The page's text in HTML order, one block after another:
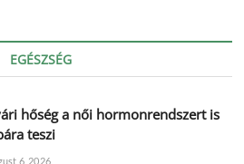
EGÉSZSÉG
hőség a női hormonrendszert is
teszi
6, 2026